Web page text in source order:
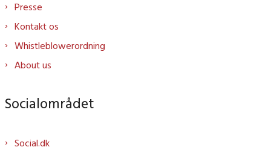
Presse
Kontakt os
Whistleblowerordning
About us
Socialområdet
Social.dk